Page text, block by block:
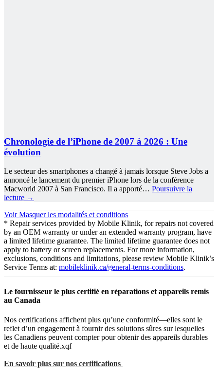
Chronologie de l’iPhone de 2007 à 2026 : Une
évolution
Le secteur des smartphones a changé à jamais lorsque Steve Jobs a
annoncé le lancement du premier iPhone lors de la conférence
Macworld 2007 à San Francisco. Il a apporté… Poursuivre la
lecture →
Voir Masquerles modalités et conditions
* Repair services provided by Mobile Klinik, for repairs not covered
by an OEM warranty or under an extended warranty program, have
a limited lifetime guarantee. The limited lifetime guarantee does not
apply to battery or screen replacements. For more information,
exclusions, conditions and limitations, please review Mobile Klinik’s
Service Terms at: mobileklinik.ca/general-terms-conditions.
Le fournisseur le plus certifié en réparations et appareils remis
au Canada
Nos certifications affichent plus qu’une conformité—elles sont le
reflet d’un engagement à fournir des solutions sûres sur lesquelles
les Canadiens peuvent compter pour obtenir des appareils durables
et de haute qualité.xqf
En savoir plus sur nos certifications